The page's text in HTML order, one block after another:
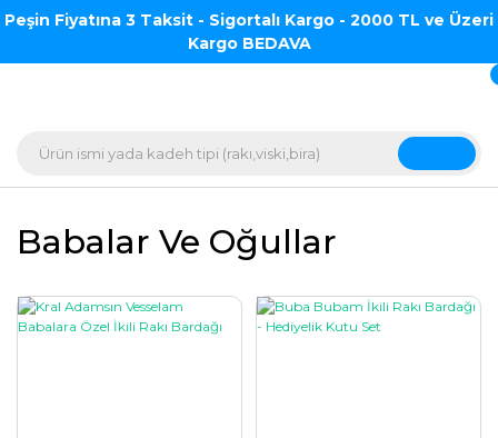
Peşin Fiyatına 3 Taksit - Sigortalı Kargo - 2000 TL ve Üzeri
Kargo BEDAVA
Babalar Ve Oğullar